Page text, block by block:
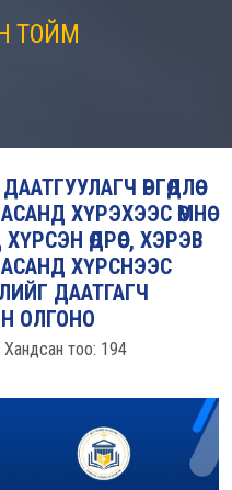
ТОЙМ
ӨРГӨДЛӨӨ
ХҮРЭХЭЭС ӨМНӨ
ӨДРӨӨС, ХЭРЭВ
ХҮРСНЭЭС
ДААТГАГЧ
ОЛГОНО
Хандсан тоо: 194